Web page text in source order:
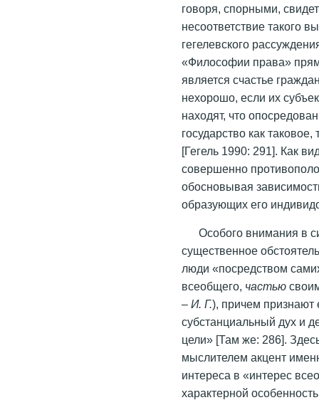
говоря, спорными,
несоответствие такого
гегелевского
«Философии права»
является счастье
нехорошо, если их
находят, что
государство как
[Гегель 1990: 291]. Как
совершенно
обосновывая
образующих его
Особого внимания в
существенное
люди «посредством
всеобщего, частью
–И. Г.), причем признают
субстанциальный дух и
цели» [Там же: 286].
мыслителем акцент
интереса в «интерес
характерной